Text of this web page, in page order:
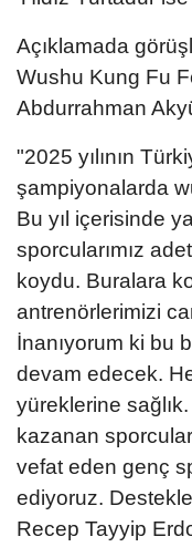
Açıklamada
Wushu Kung Fu
Abdurrahman
"2025 yılının
şampiyonalarda
Bu yıl içerisinde
sporcularımız
koydu. Buralara
antrenörlerimizi
İnanıyorum ki bu
devam edecek.
yüreklerine
kazanan
vefat eden genç
ediyoruz.
Recep Tayyip